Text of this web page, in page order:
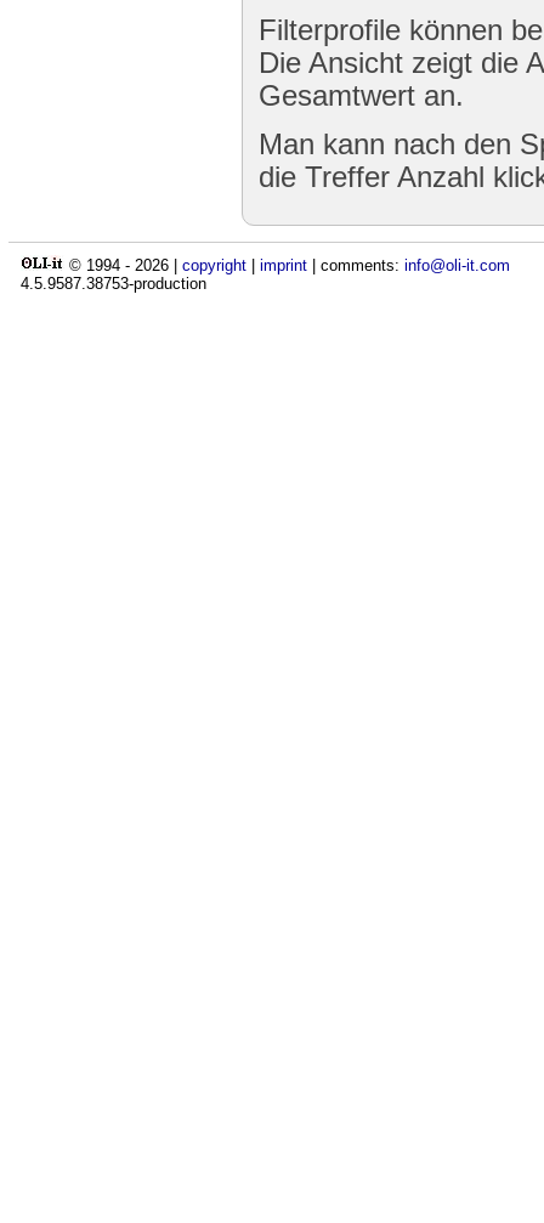
Filterprofile können
Die Ansicht zeigt die
Gesamtwert an.
Man kann nach den
die Treffer Anzahl
© 1994 - 2026 copyright imprint | comments: info@oli-it.com
4.5.9587.38753-production